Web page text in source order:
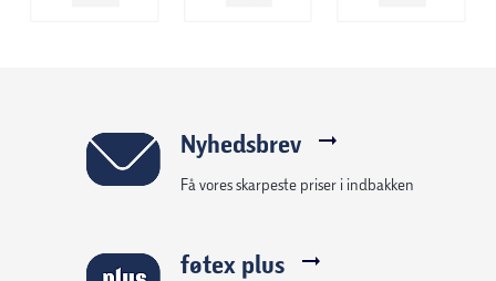
Nyhedsbrev
Få vores skarpeste priser i indbakken
føtex plus